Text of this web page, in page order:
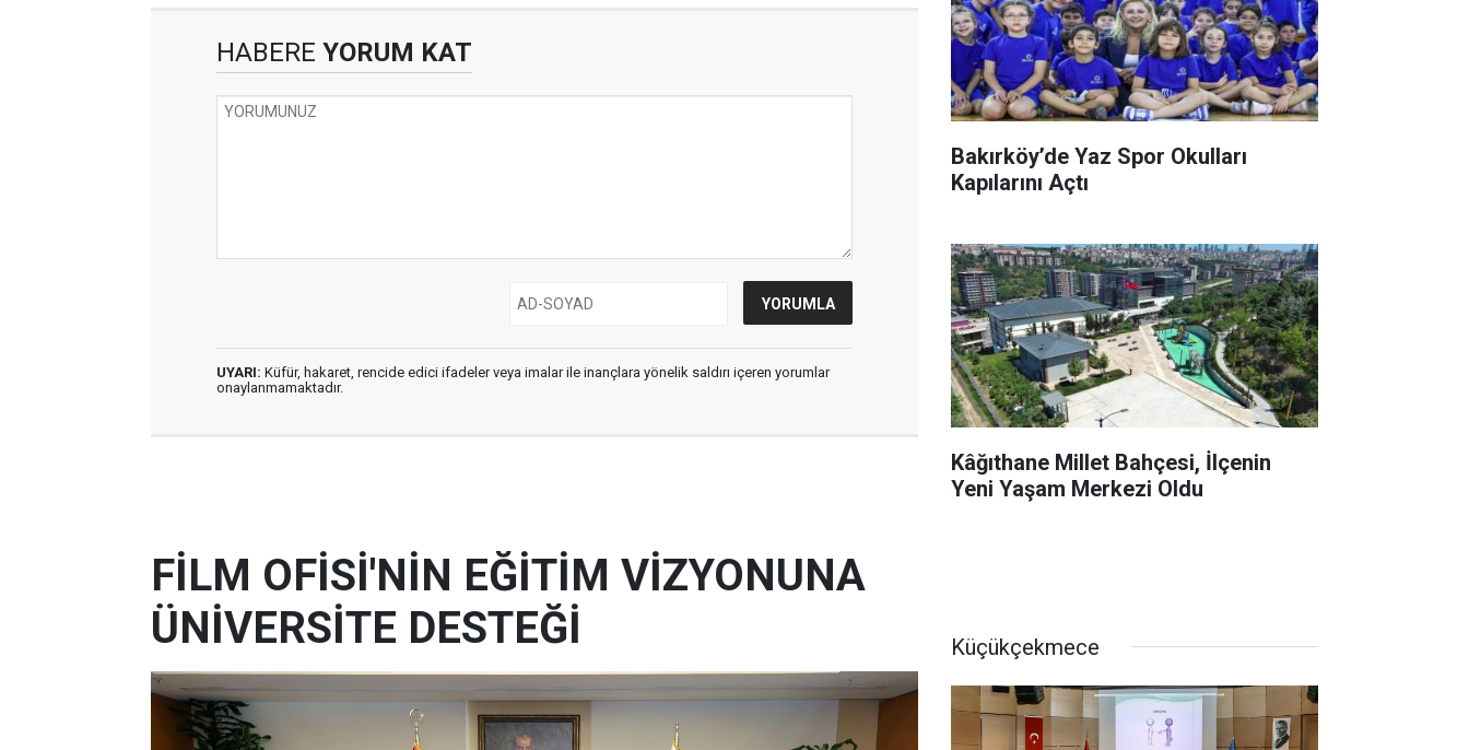
HABERE YORUM KAT
UYARI: Küfür, hakaret, rencide edici ifadeler veya imalar ile inançlara yönelik saldırı içeren yorumlar
onaylanmamaktadır.
Bakırköy’de Yaz Spor Okulları
Kapılarını Açtı
Kâğıthane Millet Bahçesi, İlçenin
Yeni Yaşam Merkezi Oldu
FİLM OFİSİ'NİN EĞİTİM VİZYONUNA
ÜNİVERSİTE DESTEĞİ
Küçükçekmece